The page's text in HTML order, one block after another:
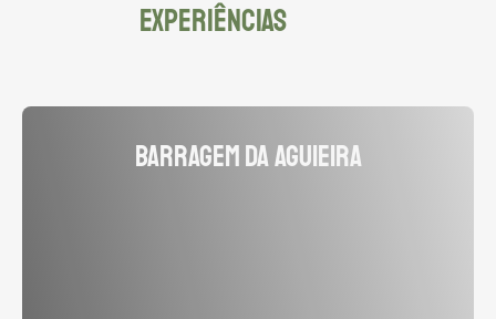
EXPERIÊNCIAS
Barragem da Aguieira